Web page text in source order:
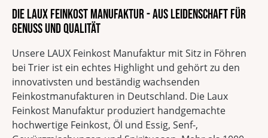
Die LAUX Feinkost Manufaktur - Aus Leidenschaft für
Genuss und Qualität
Unsere LAUX Feinkost Manufaktur mit Sitz in Föhren
bei Trier ist ein echtes Highlight und gehört zu den
innovativsten und beständig wachsenden
Feinkostmanufakturen in Deutschland. Die Laux
Feinkost Manufaktur produziert handgemachte
hochwertige Feinkost, Öl und Essig, Senf-,